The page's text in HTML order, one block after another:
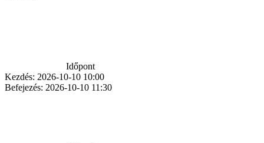
Időpont
Kezdés: 2026-10-10 10:00
Befejezés: 2026-10-10 11:30